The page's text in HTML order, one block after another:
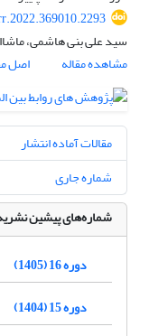
سید علی بنی هاشمی،
مشاهده مقاله
اصل
مقالات آماده انتشار
شماره جاری
شماره‌های پیشین
دوره 16 (1405)
دوره 15 (1404)